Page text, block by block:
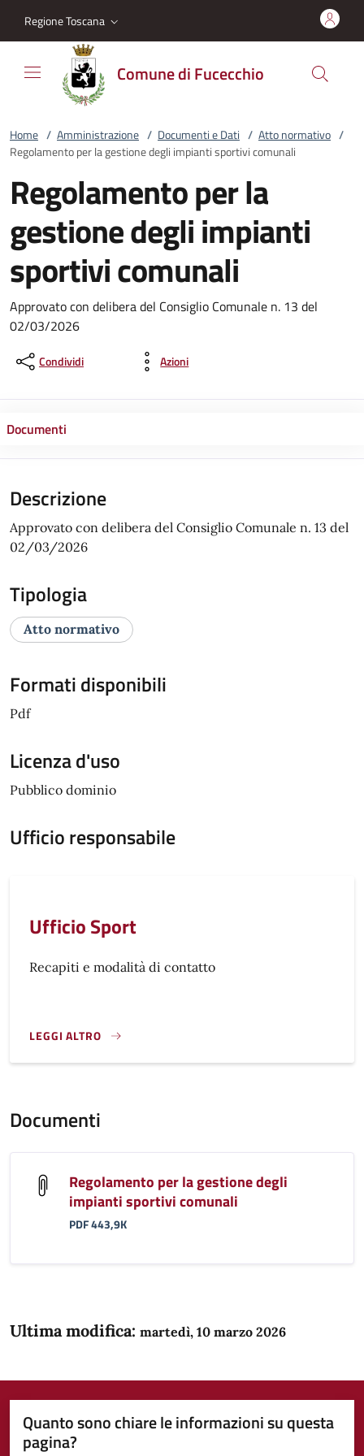
Regione Toscana
Comune di Fucecchio
Home / Amministrazione / Documenti e Dati / Atto normativo /
Regolamento per la gestione degli impianti sportivi comunali
Regolamento per la
gestione degli impianti
sportivi comunali
Approvato con delibera del Consiglio Comunale n. 13 del
02/03/2026
Condividi Azioni
Documenti
Descrizione
Approvato con delibera del Consiglio Comunale n. 13 del
02/03/2026
Tipologia
Atto normativo
Formati disponibili
Pdf
Licenza d'uso
Pubblico dominio
Ufficio responsabile
Ufficio Sport
Recapiti e modalità di contatto
LEGGI ALTRO
}
Documenti
Regolamento per la gestione degli
impianti sportivi comunali
PDF 443,9K
Ultima modifica: martedì, 10 marzo 2026
Quanto sono chiare le informazioni su questa
pagina?